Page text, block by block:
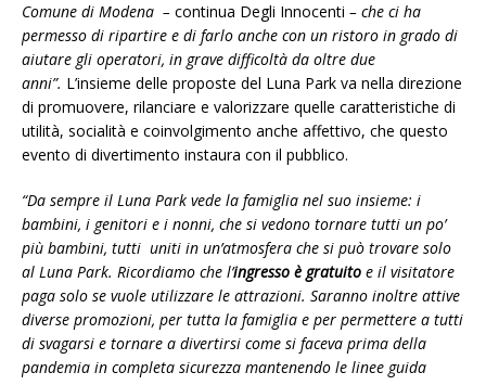
Comune di Modena – continua Degli Innocenti – che ci ha
permesso di ripartire e di farlo anche con un ristoro in grado di
aiutare gli operatori, in grave difficoltà da oltre due
anni”. L’insieme delle proposte del Luna Park va nella direzione
di promuovere, rilanciare e valorizzare quelle caratteristiche di
utilità, socialità e coinvolgimento anche affettivo, che questo
evento di divertimento instaura con il pubblico.
“Da sempre il Luna Park vede la famiglia nel suo insieme: i
bambini, i genitori e i nonni, che si vedono tornare tutti un po’
più bambini, tutti uniti in un’atmosfera che si può trovare solo
al Luna Park. Ricordiamo che l’ingresso è gratuito e il visitatore
paga solo se vuole utilizzare le attrazioni. Saranno inoltre attive
diverse promozioni, per tutta la famiglia e per permettere a tutti
di svagarsi e tornare a divertirsi come si faceva prima della
pandemia in completa sicurezza mantenendo le linee guida